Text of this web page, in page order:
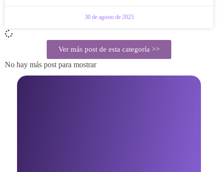
30 de agosto de 2025
Ver más post de esta categoría >>
No hay más post para mostrar